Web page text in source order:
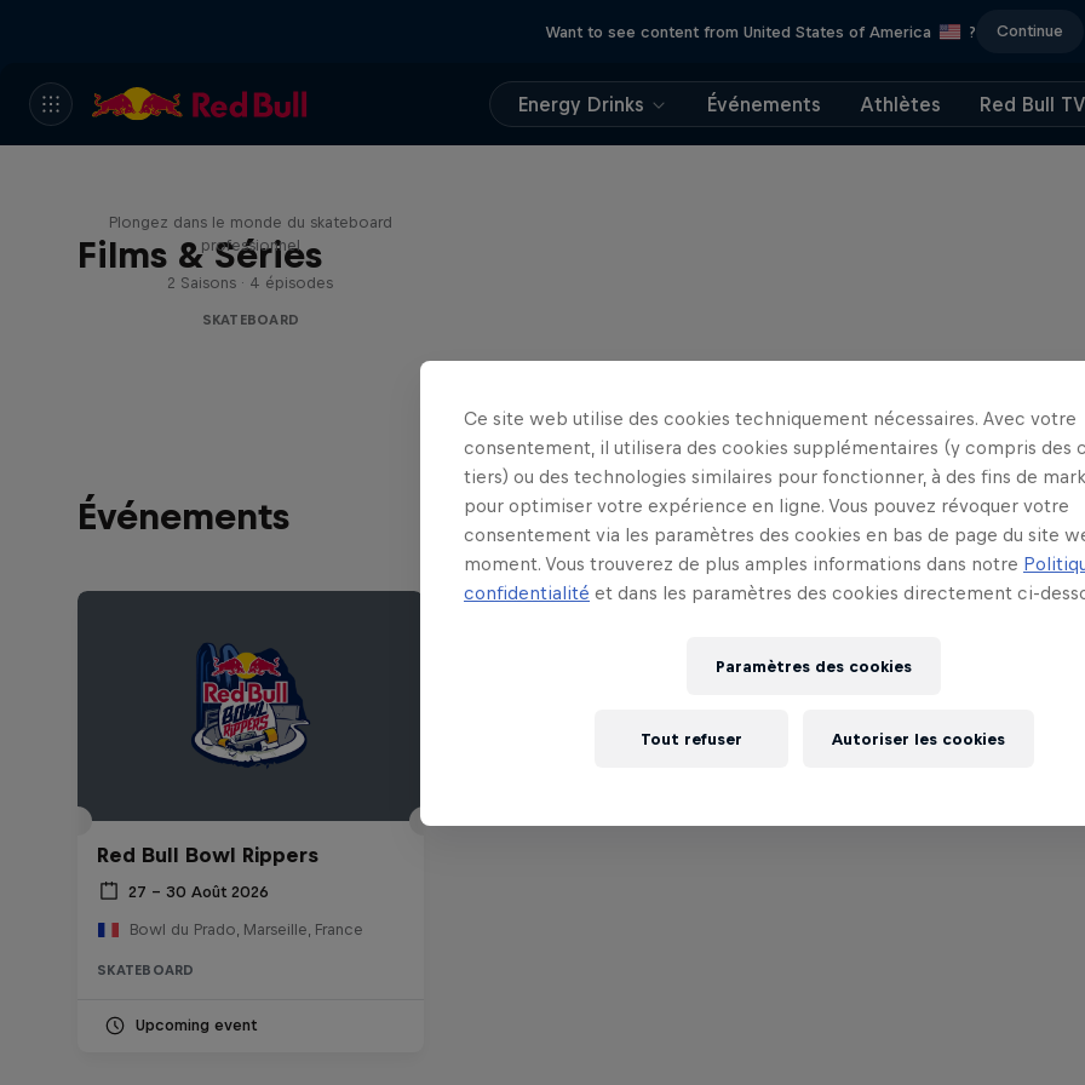
Want to see content from United States of America ? Continue
Energy Drinks Événements Athlètes Red Bull TV
Films & Séries
Plongez dans le monde du skateboard
professionnel
2 Saisons · 4 épisodes
SKATEBOARD
Événements
Red Bull Bowl Rippers
27 – 30 Août 2026
Bowl du Prado, Marseille, France
SKATEBOARD
Upcoming event
Ce site web utilise des cookies techniquement nécessaires. Avec votre
consentement, il utilisera des cookies supplémentaires (y compris des
tiers) ou des technologies similaires pour fonctionner, à des fins de
pour optimiser votre expérience en ligne. Vous pouvez révoquer votre
consentement via les paramètres des cookies en bas de page du site
moment. Vous trouverez de plus amples informations dans notre
confidentialité et dans les paramètres des cookies directement ci-
Paramètres des cookies
Tout refuser Autoriser les cookies